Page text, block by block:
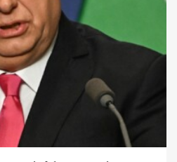
mellett talált
tűzoltólaktanya